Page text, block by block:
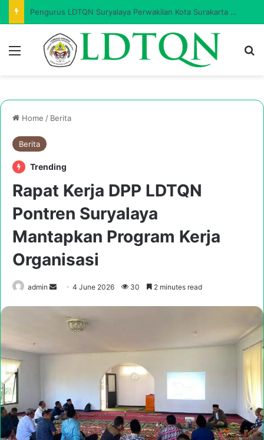
Pengurus LDTQN Suryalaya Perwakilan Kota Surakarta Masa Khidmat 2026–2031 Resmi Dilantik
Menu
Home / Berita
Berita
Trending
Rapat Kerja DPP LDTQN
Pontren Suryalaya
Mantapkan Program Kerja
Organisasi
admin
Send
email
4 June 2026 30 2 minutes read